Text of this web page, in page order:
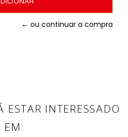
← ou continuar a compra
ESTAR INTERESSADO
EM: